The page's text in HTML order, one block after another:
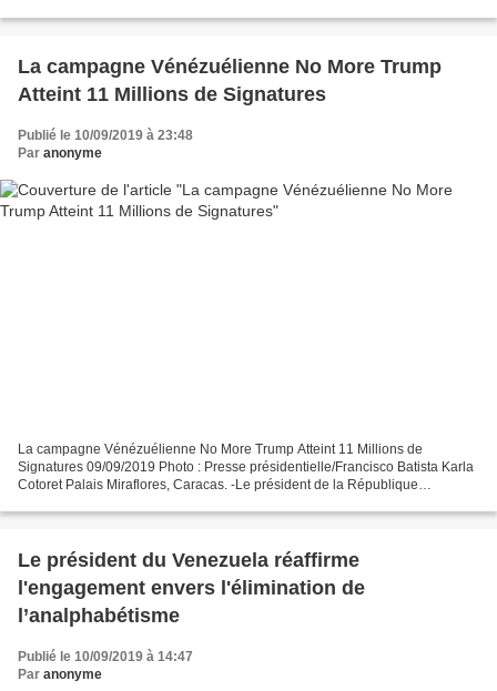
La campagne Vénézuélienne No More Trump
Atteint 11 Millions de Signatures
Publié le 10/09/2019 à 23:48
Par anonyme
La campagne Vénézuélienne No More Trump Atteint 11 Millions de
Signatures 09/09/2019 Photo : Presse présidentielle/Francisco Batista Karla
Cotoret Palais Miraflores, Caracas. -Le président de la République
Le président du Venezuela réaffirme
l'engagement envers l'élimination de
l’analphabétisme
Publié le 10/09/2019 à 14:47
Par anonyme